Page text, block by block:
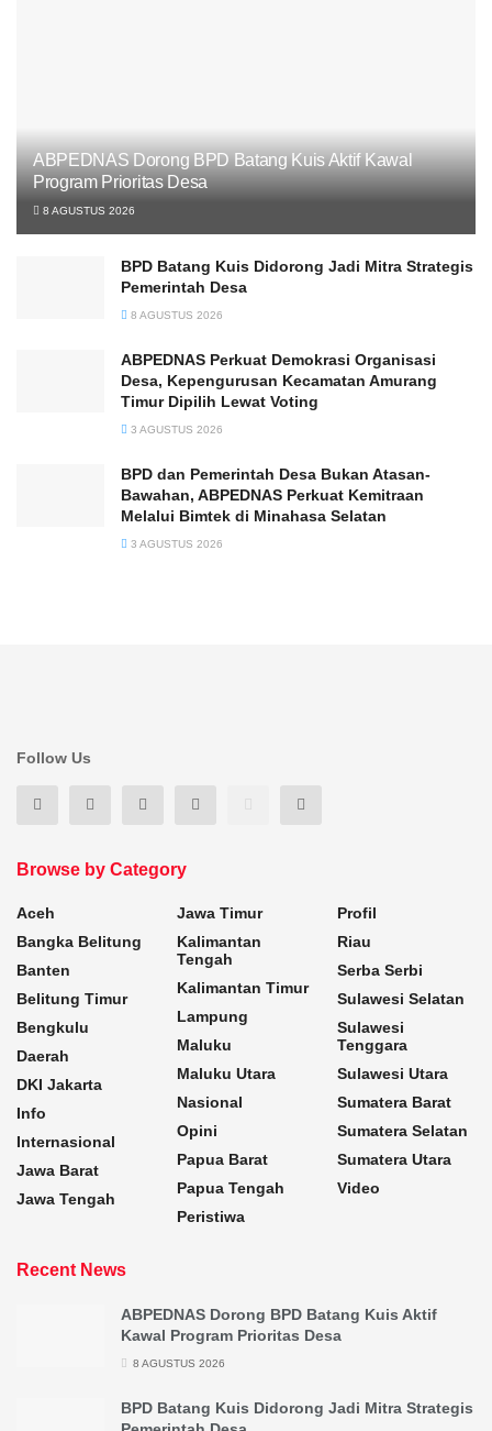
ABPEDNAS Dorong BPD Batang Kuis Aktif Kawal
Program Prioritas Desa
8 AGUSTUS 2026
BPD Batang Kuis Didorong Jadi Mitra Strategis
Pemerintah Desa
8 AGUSTUS 2026
ABPEDNAS Perkuat Demokrasi Organisasi
Desa, Kepengurusan Kecamatan Amurang
Timur Dipilih Lewat Voting
3 AGUSTUS 2026
BPD dan Pemerintah Desa Bukan Atasan-
Bawahan, ABPEDNAS Perkuat Kemitraan
Melalui Bimtek di Minahasa Selatan
3 AGUSTUS 2026
Follow Us
Browse by Category
Aceh
Bangka Belitung
Banten
Belitung Timur
Bengkulu
Daerah
DKI Jakarta
Info
Internasional
Jawa Barat
Jawa Tengah
Jawa Timur
Kalimantan
Tengah
Kalimantan Timur
Lampung
Maluku
Maluku Utara
Nasional
Opini
Papua Barat
Papua Tengah
Peristiwa
Profil
Riau
Serba Serbi
Sulawesi Selatan
Sulawesi
Tenggara
Sulawesi Utara
Sumatera Barat
Sumatera Selatan
Sumatera Utara
Video
Recent News
ABPEDNAS Dorong BPD Batang Kuis Aktif
Kawal Program Prioritas Desa
8 AGUSTUS 2026
BPD Batang Kuis Didorong Jadi Mitra Strategis